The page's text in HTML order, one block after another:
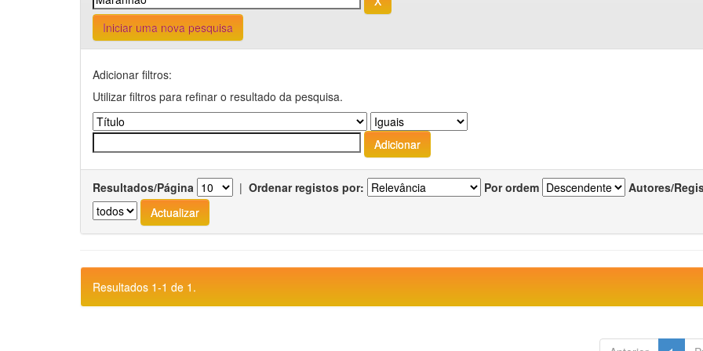
Iniciar uma nova pesquisa
Adicionar filtros:
Utilizar filtros para refinar o resultado da pesquisa.
Resultados/Página | Ordenar registos por: Por ordem Autores/
Resultados 1-1 de 1.